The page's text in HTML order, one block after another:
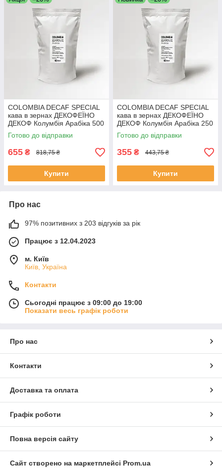
COLOMBIA DECAF SPECIAL
кава в зернах ДЕКОФЕЇНО
ДЕКОФ Колумбія Арабіка 500
г Свіжообсмажена кава
зернова
Готово до відправки
655 ₴ 818,75 ₴
Купити
COLOMBIA DECAF SPECIAL
кава в зернах ДЕКОФЕЇНО
ДЕКОФ Колумбія Арабіка 250
г Свіжообсмажена кава
зернова
Готово до відправки
355 ₴ 443,75 ₴
Купити
Про нас
97% позитивних з 203 відгуків за рік
Працює з 12.04.2023
м. Київ
Київ, Україна
Контакти
Сьогодні працює з 09:00 до 19:00
Показати весь графік роботи
Про нас
Контакти
Доставка та оплата
Графік роботи
Повна версія сайту
Сайт створено на маркетплейсі Prom.ua